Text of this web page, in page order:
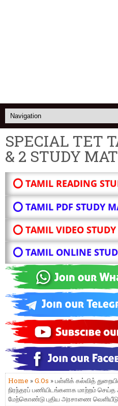
SPECIAL TET
& 2 STUDY
⭕ TAMIL READING
⭕ TAMIL PDF STUDY
⭕ TAMIL VIDEO
⭕ TAMIL ONLINE
Home »G.Os » பள்ளிக் கல்வித்
நிரந்தரப் பணியிடங்களாக மாற்றம்
மேற்கொண்டு புதிய அரசாணை